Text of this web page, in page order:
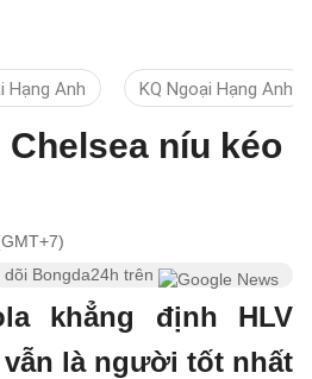
Hạng Anh KQ Ngoại Hạng Anh
níu kéo
dõi Bongda24h trên
khẳng định HLV
là người tốt nhất